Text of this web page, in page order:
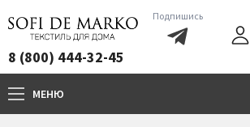
8 (800) 444-32-45
Подпишись
МЕНЮ